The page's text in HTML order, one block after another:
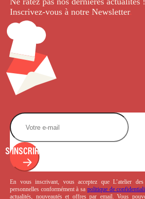
Inscrivez-vous à notre Newsletter.
S'INSCRIRE
En vous inscrivant, vous acceptez que L’atelier
personnelles conformément à sa politique de
actualités, nouveautés et offres par email. Vous